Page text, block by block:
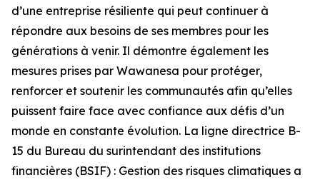
d’une entreprise résiliente qui peut continuer à
répondre aux besoins de ses membres pour les
générations à venir. Il démontre également les
mesures prises par Wawanesa pour protéger,
renforcer et soutenir les communautés afin qu’elles
puissent faire face avec confiance aux défis d’un
monde en constante évolution. La ligne directrice B-
15 du Bureau du surintendant des institutions
financières (BSIF) : Gestion des risques climatiques a